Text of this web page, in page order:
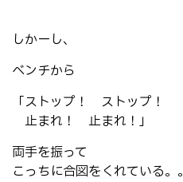
しかーし、
ベンチから
「ストップ！ ストップ！
止まれ！ 止まれ！」
両手を振って
こっちに合図をくれている。。